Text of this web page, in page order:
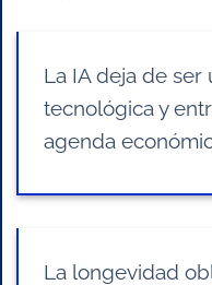
La IA deja de ser
tecnológica y
agenda
La longevidad